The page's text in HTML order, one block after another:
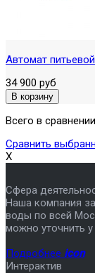
Автомат
34 900 руб
Всего в
Сравнить
X
Сфера
Наша компания
воды по всей
можно уточнить
Подробнее icon
Интерактив